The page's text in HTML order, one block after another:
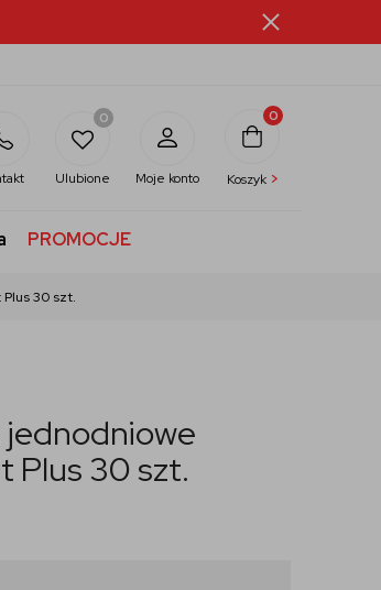
0
Ulubione Moje konto
0
Koszyk >
PROMOCJE
30 szt.
Plus 30 szt.